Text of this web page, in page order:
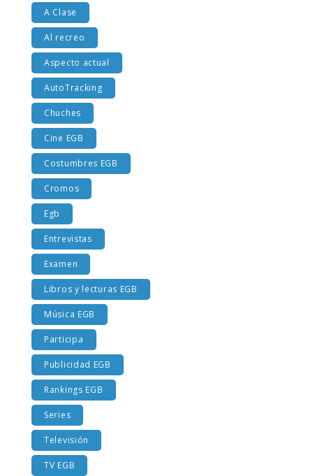
A Clase
Al recreo
Aspecto actual
AutoTracking
Chuches
Cine EGB
Costumbres EGB
Cromos
Egb
Entrevistas
Examen
Libros y lecturas EGB
Música EGB
Participa
Publicidad EGB
Rankings EGB
Series
Televisión
TV EGB